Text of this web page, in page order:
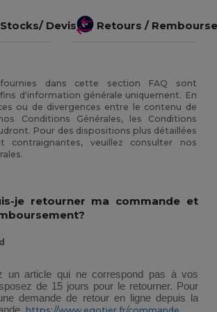
Devis Retours /
dans cette section FAQ sont
d'information générale uniquement. En
ou de divergences entre le contenu de
Conditions Générales, les Conditions
Pour des dispositions plus détaillées
contraignantes, veuillez consulter nos
je retourner ma commande et
un article qui ne correspond pas à vos
de 15 jours pour le retourner. Pour
demande de retour en ligne depuis la